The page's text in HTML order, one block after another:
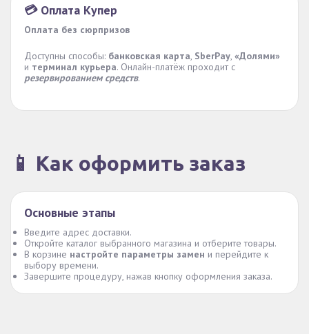
💳 Оплата Купер
Оплата без сюрпризов
Доступны способы: банковская карта, SberPay, «Долями»
и терминал курьера. Онлайн-платёж проходит с
резервированием средств.
📱 Как оформить заказ
Основные этапы
Введите адрес доставки.
Откройте каталог выбранного магазина и отберите товары.
В корзине настройте параметры замен и перейдите к
выбору времени.
Завершите процедуру, нажав кнопку оформления заказа.